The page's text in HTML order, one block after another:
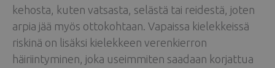
kehosta, kuten vatsasta, selästä tai reidestä, joten
arpia jää myös ottokohtaan. Vapaissa kielekkeissä
riskinä on lisäksi kielekkeen verenkierron
häiriintyminen, joka useimmiten saadaan korjattua